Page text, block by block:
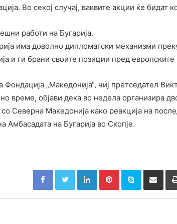
Во секој случај, ваквите акции ќе бидат
работи на Бугарија.
има доволно дипломатски механизми
и ги брани своите позиции пред европските
„Македонија“, чиј претседател
време, објави дека во недела организира
Северна Македонија како реакција на
Амбасадата на Бугарија во Скопје.
FacebookTwitterLinkedInPinterestSkype Сподели преку Е-